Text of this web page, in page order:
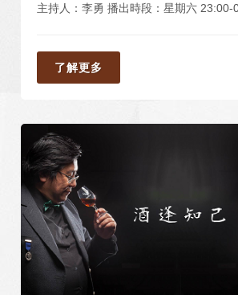
主持人：李勇 播出時段：星期六 23:00-
了解更多